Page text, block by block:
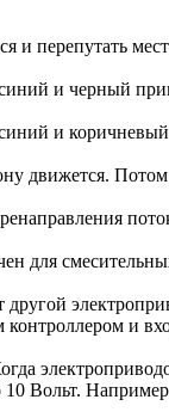
перепутать
и черный
и
движется.
для
и
Вольт.